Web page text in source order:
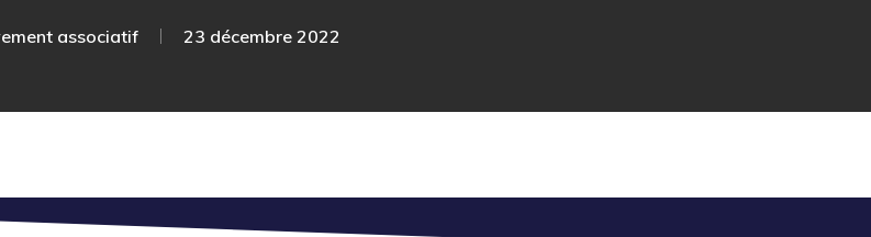
associatif 23 décembre 2022